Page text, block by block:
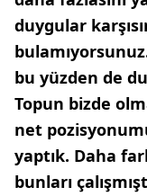
duygular
bu yüzden de
Topun bizde
net
yaptık. Daha
bunları